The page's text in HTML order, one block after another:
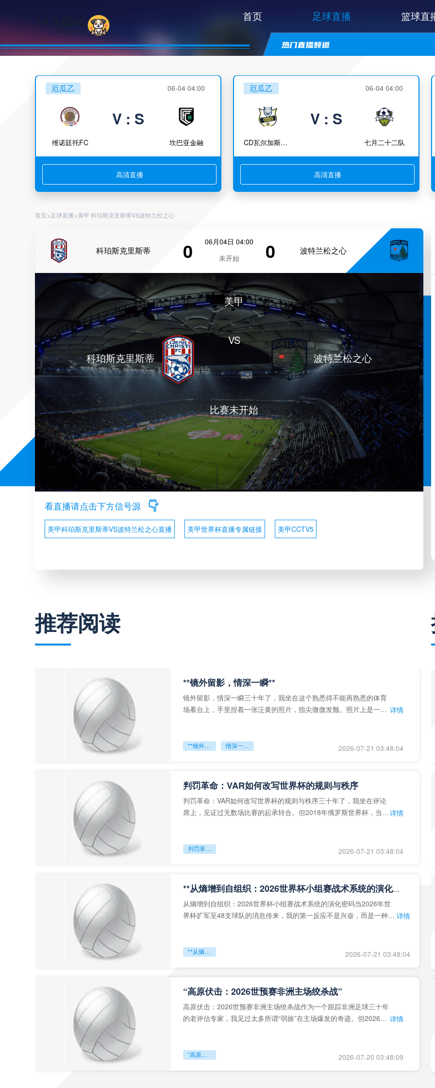
首页 足球直播 篮球直
厄瓜乙 06-04 04:00
维诺廷托FC
V : S
坎巴亚金融
高清直播
厄瓜乙 06-04 04:00
CD瓦尔加斯托雷斯
V : S
七月二十二队
高清直播
首页> 足球直播>美甲 科珀斯克里斯蒂VS波特兰松之心
科珀斯克里斯蒂 0
06月04日 04:00
未开始
0 波特兰松之心
科珀斯克里斯蒂
美甲
VS
比赛未开始
波特兰松之心
看直播请点击下方信号源
美甲科珀斯克里斯蒂VS波特兰松之心直播 美甲世界杯直播专属链接 美甲CCTV5
推荐阅读
**镜外留影，情深一瞬**
镜外留影，情深一瞬三十年了，我坐在这个熟悉得不能再熟悉的体育
场看台上，手里捏着一张泛黄的照片，指尖微微发颤。照片上是一个 详情
**镜外留影 情深一瞬** 2026-07-21 03:48:04
判罚革命：VAR如何改写世界杯的规则与秩序
判罚革命：VAR如何改写世界杯的规则与秩序三十年了，我坐在评论
席上，见证过无数场比赛的起承转合。但2018年俄罗斯世界杯，当
详情
判罚革命：VAR如何改写世界杯的规则与秩序 2026-07-21 03:48:04
**从熵增到自组织：2026世界杯小组赛战术系统的演化密码**
从熵增到自组织：2026世界杯小组赛战术系统的演化密码当2026年世
界杯扩军至48支球队的消息传来，我的第一反应不是兴奋，而是一种深 详情
**从熵增到自组织：2026世界杯小组赛战术系统的演化密码** 2026-07-21 03:48:04
“高原伏击：2026世预赛非洲主场绞杀战”
高原伏击：2026世预赛非洲主场绞杀战作为一个跟踪非洲足球三十年
的老评估专家，我见过太多所谓“弱旅”在主场爆发的奇迹。但2026年 详情
“高原伏击：2026世预赛非洲主场绞杀战” 2026-07-20 03:48:09